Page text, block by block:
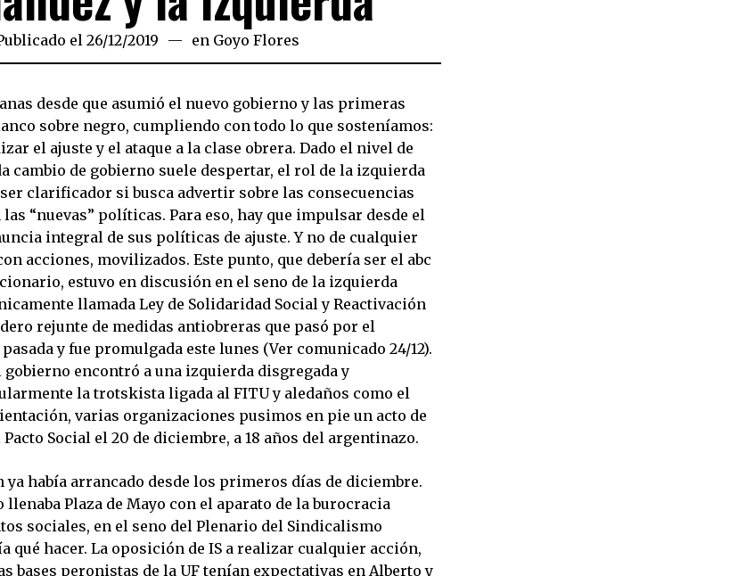
el 26/12/2019 13/01/2020
en Goyo Flores
desde que asumió el nuevo gobierno y las primeras
sobre negro, cumpliendo con todo lo que sosteníamos:
el ajuste y el ataque a la clase obrera. Dado el nivel de
cambio de gobierno suele despertar, el rol de la izquierda
clarificador si busca advertir sobre las consecuencias
las “nuevas” políticas. Para eso, hay que impulsar desde el
integral de sus políticas de ajuste. Y no de cualquier
acciones, movilizados. Este punto, que debería ser el abc
estuvo en discusión en el seno de la izquierda
llamada Ley de Solidaridad Social y Reactivación
rejunte de medidas antiobreras que pasó por el
y fue promulgada este lunes (Ver comunicado 24/12).
gobierno encontró a una izquierda disgregada y
la trotskista ligada al FITU y aledaños como el
varias organizaciones pusimos en pie un acto de
Social el 20 de diciembre, a 18 años del argentinazo.
ya había arrancado desde los primeros días de diciembre.
Plaza de Mayo con el aparato de la burocracia
sociales, en el seno del Plenario del Sindicalismo
qué hacer. La oposición de IS a realizar cualquier acción,
bases peronistas de la UF tenían expectativas en Alberto y